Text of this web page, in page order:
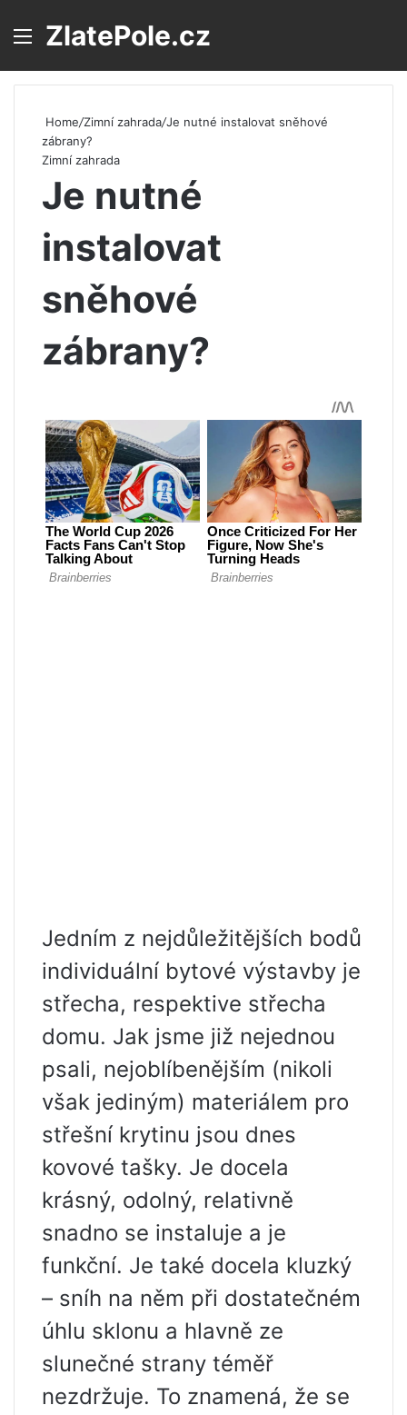
Menu
ZlatePole.cz
Home/Zimní zahrada/Je nutné instalovat sněhové
zábrany?
Zimní zahrada
Je nutné
instalovat
sněhové
zábrany?
Jedním z nejdůležitějších bodů
individuální bytové výstavby je
střecha, respektive střecha
domu. Jak jsme již nejednou
psali, nejoblíbenějším (nikoli
však jediným) materiálem pro
střešní krytinu jsou dnes
kovové tašky. Je docela
krásný, odolný, relativně
snadno se instaluje a je
funkční. Je také docela kluzký
– sníh na něm při dostatečném
úhlu sklonu a hlavně ze
slunečné strany téměř
nezdržuje. To znamená, že se